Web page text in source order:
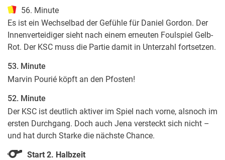
56. Minute
Es ist ein Wechselbad der Gefühle für Daniel Gordon. Der
Innenverteidiger sieht nach einem erneuten Foulspiel Gelb-
Rot. Der KSC muss die Partie damit in Unterzahl fortsetzen.
53. Minute
Marvin Pourié köpft an den Pfosten!
52. Minute
Der KSC ist deutlich aktiver im Spiel nach vorne, alsnoch im
ersten Durchgang. Doch auch Jena versteckt sich nicht –
und hat durch Starke die nächste Chance.
Start 2. Halbzeit